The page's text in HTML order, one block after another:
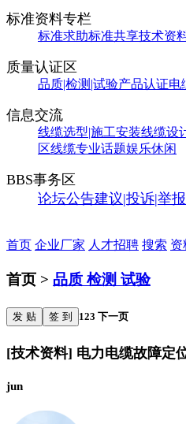
标准资料专栏
标准求助标准共享技术资
质量认证区
品质|检测|试验产品认证电
信息交流
线缆选型|施工安装线缆设
区线缆专业话题娱乐休闲
BBS事务区
论坛公告建议|投诉|举报
首页 企业厂家 人才招聘 搜索 资
首页 > 品质 检测 试验
发 贴 签 到 123 下一页
[技术资料] 电力电缆故障定
jun